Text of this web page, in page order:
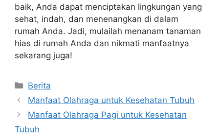
baik, Anda dapat menciptakan lingkungan yang
sehat, indah, dan menenangkan di dalam
rumah Anda. Jadi, mulailah menanam tanaman
hias di rumah Anda dan nikmati manfaatnya
sekarang juga!
Categories
Berita
Manfaat Olahraga untuk Kesehatan Tubuh
Manfaat Olahraga Pagi untuk Kesehatan
Tubuh